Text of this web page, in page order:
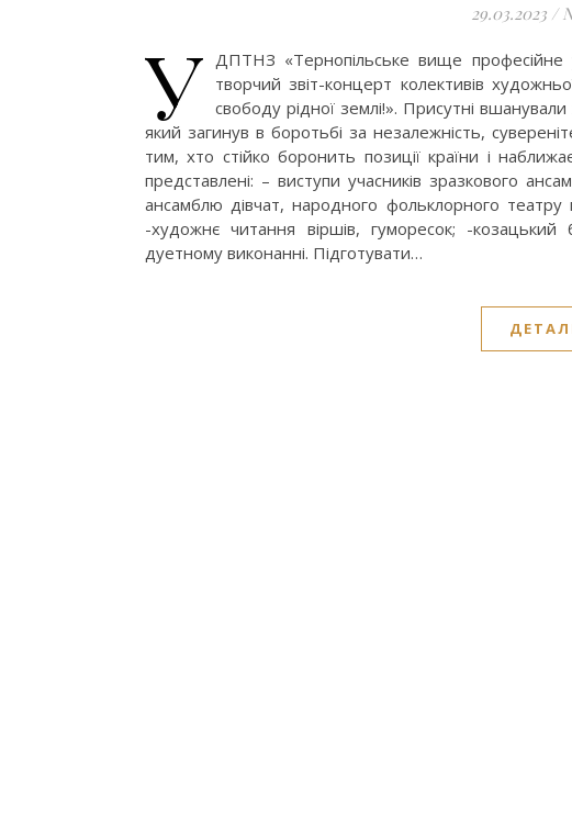
29.03.2023 /
У
ДПТНЗ «Тернопільське вище професійне
творчий звіт-концерт колективів
свободу рідної землі!». Присутні
який загинув в боротьбі за незалежність,
тим, хто стійко боронить позиції країни і
представлені: – виступи учасників зразкового
ансамблю дівчат, народного фольклорного
-художнє читання віршів, гуморесок; -
дуетному виконанні. Підготувати…